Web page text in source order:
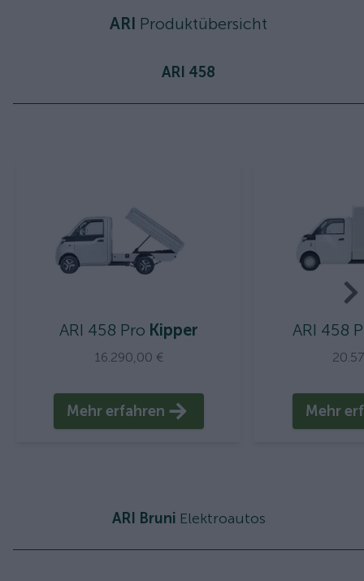
ARI Produktübersicht
ARI 458
ARI 458 Pro Kipper
16.290,00 €
Mehr erfahren
ARI 458
Mehr
ARI Bruni Elektroautos